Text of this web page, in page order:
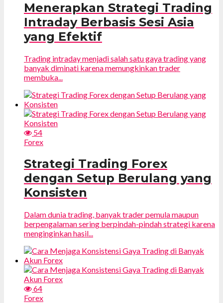
Menerapkan Strategi Trading
Intraday Berbasis Sesi Asia
yang Efektif
Trading intraday menjadi salah satu gaya trading yang
banyak diminati karena memungkinkan trader
membuka...
54
Forex
Strategi Trading Forex
dengan Setup Berulang yang
Konsisten
Dalam dunia trading, banyak trader pemula maupun
berpengalaman sering berpindah-pindah strategi karena
menginginkan hasil...
64
Forex